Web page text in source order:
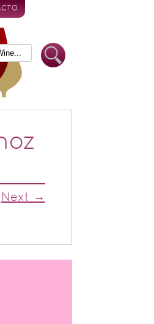
Next →